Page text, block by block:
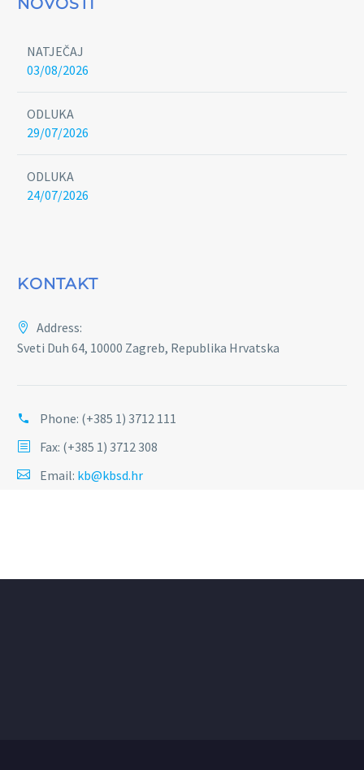
NATJEČAJ
03/08/2026
ODLUKA
29/07/2026
ODLUKA
24/07/2026
KONTAKT
Address:
Sveti Duh 64, 10000 Zagreb, Republika Hrvatska
Phone: (+385 1) 3712 111
Fax: (+385 1) 3712 308
Email: kb@kbsd.hr